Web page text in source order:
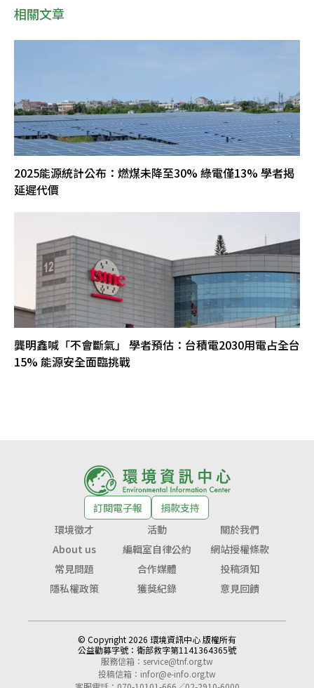
相關文章
2025能源統計公布：燃煤未降至30% 綠電僅13% 學者揭
延遲代價
龔明鑫喊「不會斷氣」 學者預估：台積電2030用電占全台
15% 能源安全面臨挑戰
訂閱電子報
捐款支持
環境徵才
活動
關於我們
About us
編輯室自律公約
網站授權條款
常見問題
合作媒體
投稿須知
隱私權政策
獲獎紀錄 意見回饋
© Copyright 2026 環境資訊中心 版權所有
公益勸募字號： 衛部救字第1141364365號
服務信箱： service@tnf.org.tw
投稿信箱： infor@e-info.org.tw